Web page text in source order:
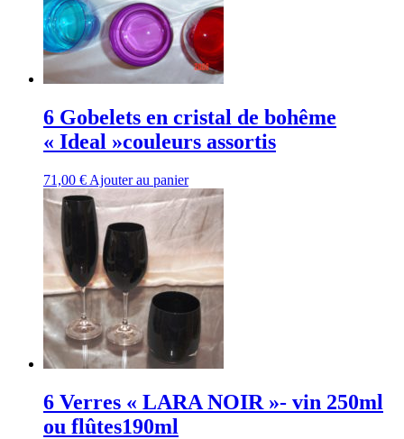
6 Gobelets en cristal de bohême
« Ideal »couleurs assortis
71,00 € Ajouter au panier
6 Verres « LARA NOIR »- vin 250ml
ou flûtes190ml